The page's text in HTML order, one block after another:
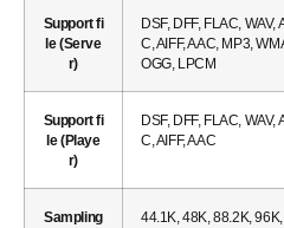
Support fi
le (Serve
r)
DSF, DFF, FLAC, WAV,
C, AIFF, AAC, MP3,
OGG, LPCM
Support fi
le (Playe
r)
DSF, DFF, FLAC, WAV,
C, AIFF, AAC
Sampling
44.1K, 48K, 88.2K,